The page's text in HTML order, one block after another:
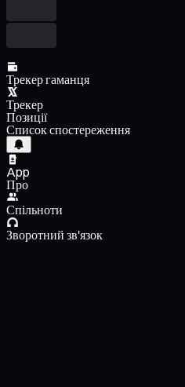
Трекер гаманця
Трекер
Позиції
Список спостереження
App
Про
Спільноти
Зворотний зв'язок